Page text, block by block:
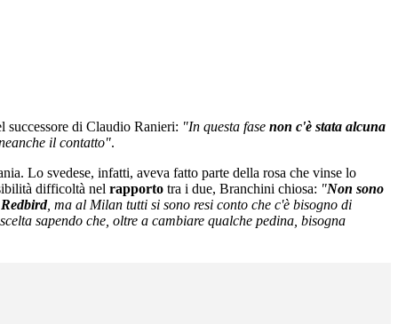
successore di Claudio Ranieri: "In questa fase non c'è stata alcuna
il contatto".
Lo svedese, infatti, aveva fatto parte della rosa che vinse lo
difficoltà nel rapporto tra i due, Branchini chiosa: "Non sono
, ma al Milan tutti si sono resi conto che c'è bisogno di
sapendo che, oltre a cambiare qualche pedina, bisogna